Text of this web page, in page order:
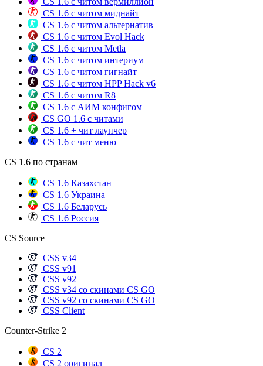
CS 1.6 с читом миднайт
CS 1.6 с читом альтернатив
CS 1.6 с читом Evol Hack
CS 1.6 с читом Metla
CS 1.6 с читом интериум
CS 1.6 с читом гигнайт
CS 1.6 с читом HPP Hack v6
CS 1.6 с читом R8
CS 1.6 с АИМ конфигом
CS GO 1.6 с читами
CS 1.6 + чит лаунчер
CS 1.6 с чит меню
CS 1.6 по странам
CS 1.6 Казахстан
CS 1.6 Украина
CS 1.6 Беларусь
CS 1.6 Россия
CS Source
CSS v34
CSS v91
CSS v92
CSS v34 со скинами CS GO
CSS v92 со скинами CS GO
CSS Client
Counter-Strike 2
CS 2
CS 2 оригинал